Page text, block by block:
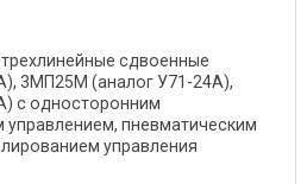
сдвоенные
3МП25М (аналог У71-24А),
с односторонним
управлением, пневматическим
управления